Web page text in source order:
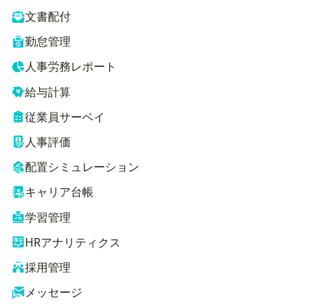
文書配付
勤怠管理
人事労務レポート
給与計算
従業員サーベイ
人事評価
配置シミュレーション
キャリア台帳
学習管理
HRアナリティクス
採用管理
メッセージ